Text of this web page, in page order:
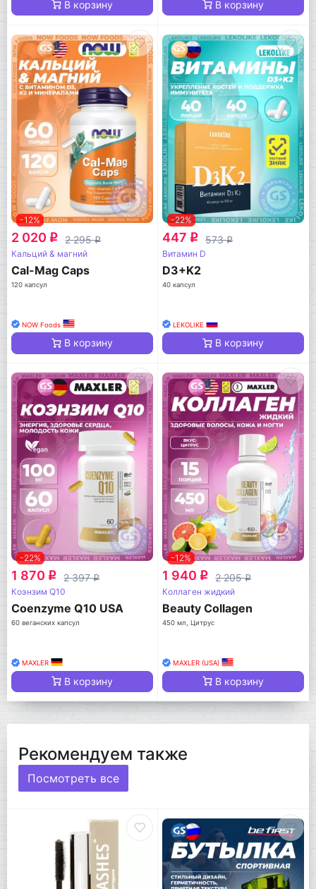
В корзину В корзину
-12%
2 020 q 2 295q
Кальций & магний
Cal-Mag Caps
120 капсул
NOW Foods
В корзину
-22%
447 q 573q
Витамин D
D3+K2
40 капсул
LEKOLIKE
В корзину
-22%
1 870 q 2 397q
Коэнзим Q10
Coenzyme Q10 USA
60 веганских капсул
MAXLER
В корзину
-12%
1 940 q 2 205q
Коллаген жидкий
Beauty Collagen
450 мл, Цитрус
MAXLER (USA)
В корзину
Рекомендуем также
Посмотреть все